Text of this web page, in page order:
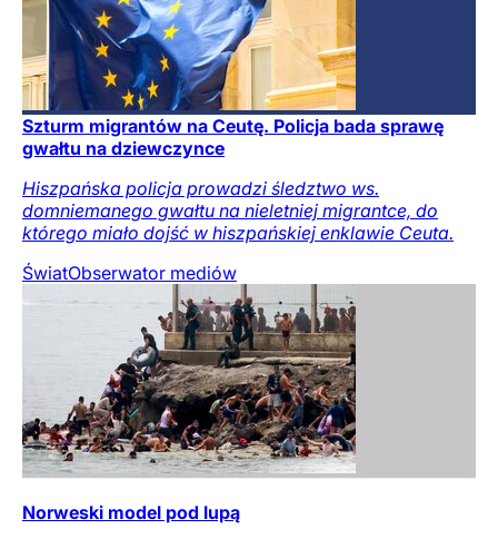
Szturm migrantów na Ceutę. Policja bada sprawę
gwałtu na dziewczynce
Hiszpańska policja prowadzi śledztwo ws.
domniemanego gwałtu na nieletniej migrantce, do
którego miało dojść w hiszpańskiej enklawie Ceuta.
ŚwiatObserwator mediów
Norweski model pod lupą